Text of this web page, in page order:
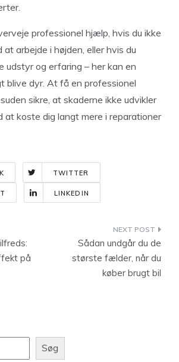
professionel hjælp, hvis du ikke
arbejde i højden, eller hvis du
udstyr og erfaring – her kan en
blive dyr. At få en professionel
sikre, at skaderne ikke udvikler
at koste dig langt mere i reparationer
TWITTER
LINKEDIN
på
Sådan undgår du de
største fælder, når du
køber brugt bil
Søg